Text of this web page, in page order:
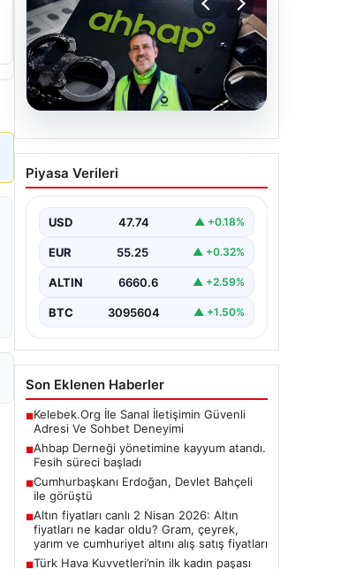
Ahbap Derneği
yönetimine kayyum
başladı
Piyasa Verileri
USD 47.74 ▲ +0.18%
EUR 55.25 ▲ +0.32%
ALTIN 6660.6 ▲ +2.59%
BTC 3095604 ▲ +1.50%
Son Eklenen Haberler
■Kelebek.Org İle Sanal İletişimin Güvenli
Adresi Ve Sohbet Deneyimi
■Ahbap Derneği yönetimine kayyum atandı.
Fesih süreci başladı
■Cumhurbaşkanı Erdoğan, Devlet Bahçeli
ile görüştü
■Altın fiyatları canlı 2 Nisan 2026: Altın
fiyatları ne kadar oldu? Gram, çeyrek,
yarım ve cumhuriyet altını alış satış fiyatları
■Türk Hava Kuvvetleri’nin ilk kadın paşası